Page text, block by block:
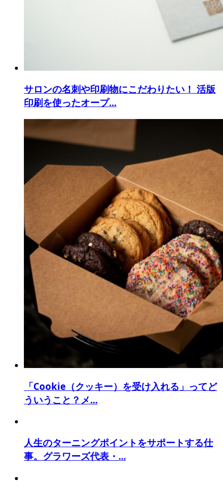
サロンの名刺や印刷物にこだわりたい！ 活版
印刷を使ったオープ...
「Cookie（クッキー）を受け入れる」ってど
ういうこと？メ...
人生のターニングポイントをサポートする仕
事。グラワーズ代表・...